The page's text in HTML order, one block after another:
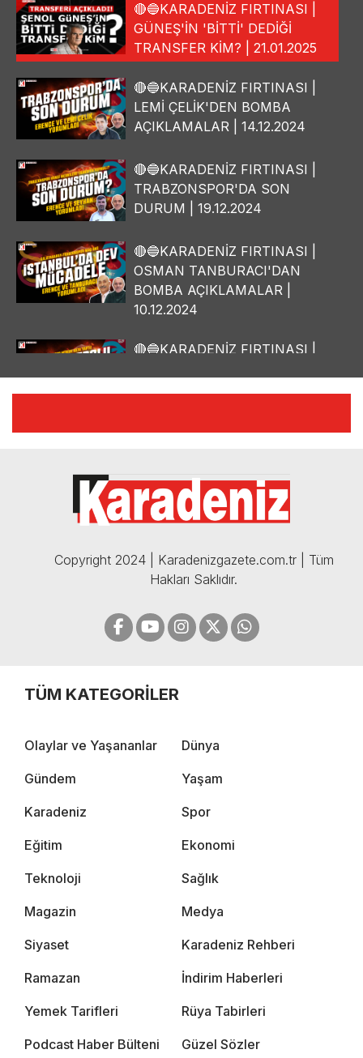
🔴🔵KARADENİZ FIRTINASI |
GÜNEŞ'İN 'BİTTİ' DEDİĞİ
TRANSFER KİM? | 21.01.2025
🔴🔵KARADENİZ FIRTINASI |
LEMİ ÇELİK'DEN BOMBA
AÇIKLAMALAR | 14.12.2024
🔴🔵KARADENİZ FIRTINASI |
TRABZONSPOR'DA SON
DURUM | 19.12.2024
🔴🔵KARADENİZ FIRTINASI |
OSMAN TANBURACI'DAN
BOMBA AÇIKLAMALAR |
10.12.2024
🔴🔵KARADENİZ FIRTINASI |
🔴🔵KARADENİZ FIRTINASI |
05.12.2024
Copyright 2024 | Karadenizgazete.com.tr | Tüm
Hakları Saklıdır.
TÜM KATEGORİLER
Olaylar ve Yaşananlar Dünya
Gündem Yaşam
Karadeniz Spor
Eğitim Ekonomi
Teknoloji Sağlık
Magazin Medya
Siyaset Karadeniz Rehberi
Ramazan İndirim Haberleri
Yemek Tarifleri Rüya Tabirleri
Podcast Haber Bülteni Güzel Sözler